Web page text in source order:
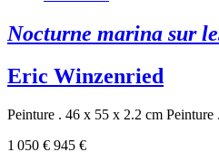
Nocturne marina sur
Eric Winzenried
Peinture . 46 x 55 x 2.2 cm Peinture
1 050 € 945 €